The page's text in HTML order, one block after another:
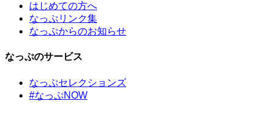
はじめての方へ
なっぷリンク集
なっぷからのお知らせ
なっぷのサービス
なっぷセレクションズ
#なっぷNOW